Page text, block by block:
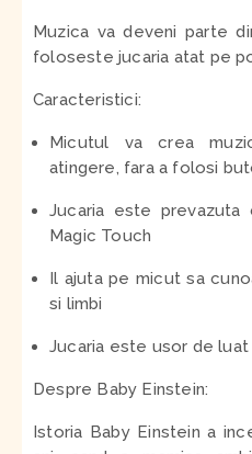
Muzica va deveni parte
foloseste jucaria atat pe
Caracteristici:
Micutul va crea
atingere, fara a folosi
Jucaria este prevazuta
Magic Touch
Il ajuta pe micut sa
si limbi
Jucaria este usor de luat
Despre Baby Einstein:
Istoria Baby Einstein a